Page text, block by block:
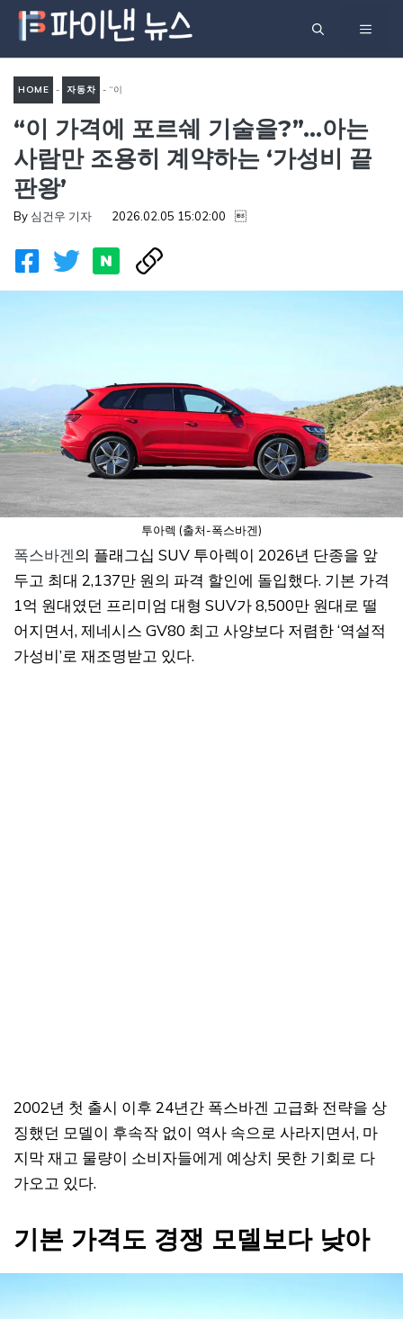
츠
메
HOME - 자동차 - “이
가격에 포르쉐 기술을?”…아는
사람만 조용히 계약하는 ‘가성
비 끝판왕’
“이 가격에 포르쉐 기술을?”…아는
사람만 조용히 계약하는 ‘가성비 끝
판왕’
By 심건우 기자 2026.02.05 15:02:00 
투아렉 (출처-폭스바겐)
폭스바겐의 플래그십 SUV 투아렉이 2026년 단종을 앞
두고 최대 2,137만 원의 파격 할인에 돌입했다. 기본 가격
1억 원대였던 프리미엄 대형 SUV가 8,500만 원대로 떨
어지면서, 제네시스 GV80 최고 사양보다 저렴한 ‘역설적
가성비’로 재조명받고 있다.
2002년 첫 출시 이후 24년간 폭스바겐 고급화 전략을 상
징했던 모델이 후속작 없이 역사 속으로 사라지면서, 마
지막 재고 물량이 소비자들에게 예상치 못한 기회로 다
가오고 있다.
기본 가격도 경쟁 모델보다 낮아